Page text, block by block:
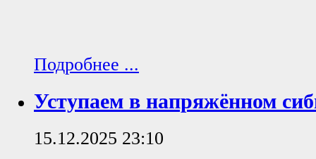
Подробнее ...
Уступаем в напряжённом
15.12.2025 23:10